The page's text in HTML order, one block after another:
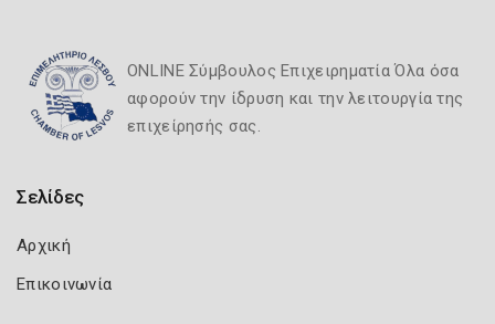
ONLINE Σύμβουλος Επιχειρηματία Όλα όσα
αφορούν την ίδρυση και την λειτουργία της
επιχείρησής σας.
Σελίδες
Αρχική
Επικοινωνία